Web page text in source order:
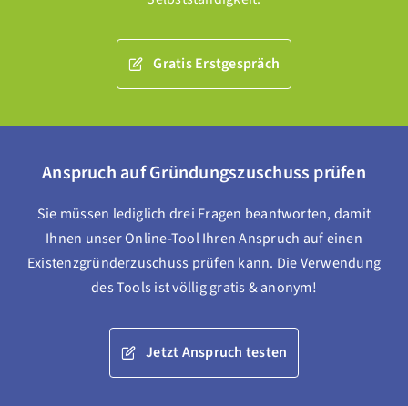
Gratis Erstgespräch
Anspruch auf Gründungszuschuss prüfen
Sie müssen lediglich drei Fragen beantworten, damit
Ihnen unser Online-Tool Ihren Anspruch auf einen
Existenzgründerzuschuss prüfen kann. Die Verwendung
des Tools ist völlig gratis & anonym!
Jetzt Anspruch testen